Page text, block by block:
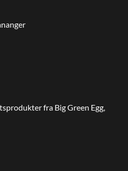
fra Big Green Egg,